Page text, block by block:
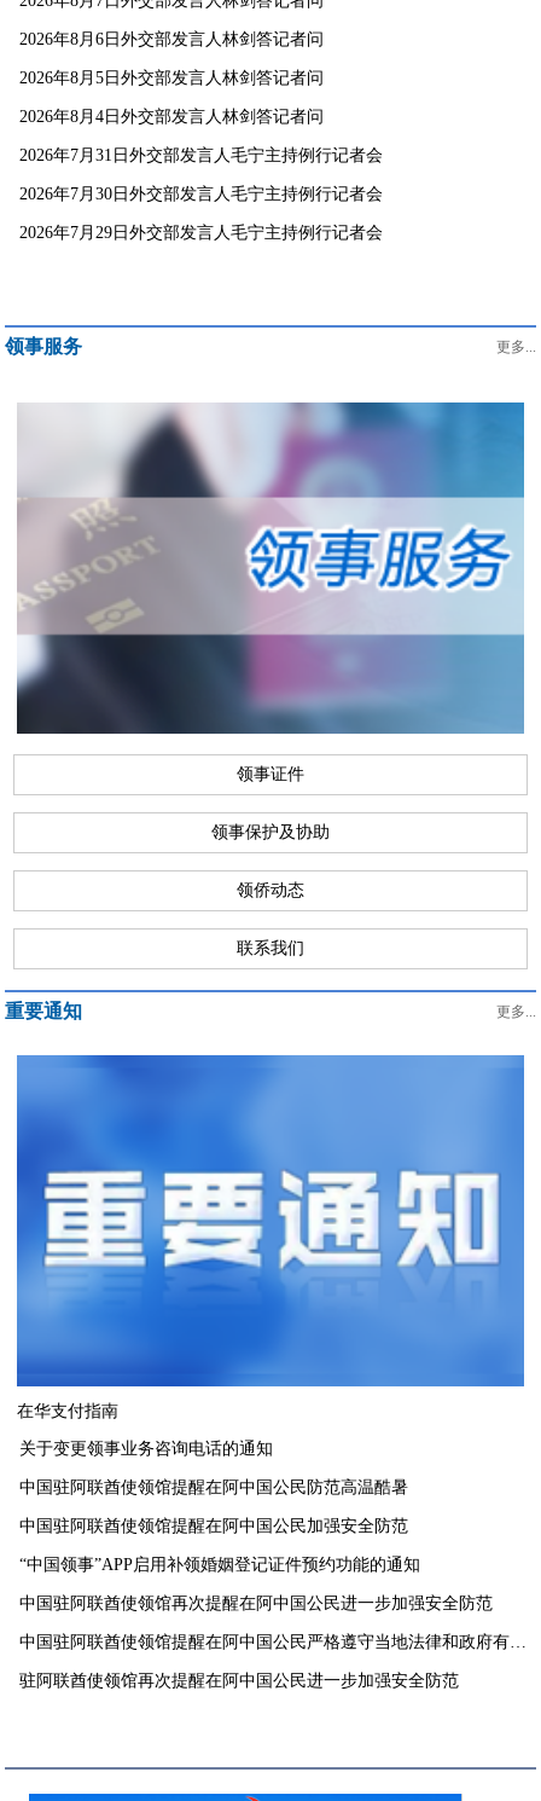
2026年8月6日外交部发言人林剑答记者问
2026年8月5日外交部发言人林剑答记者问
2026年8月4日外交部发言人林剑答记者问
2026年7月31日外交部发言人毛宁主持例行记者会
2026年7月30日外交部发言人毛宁主持例行记者会
2026年7月29日外交部发言人毛宁主持例行记者会
领事服务 更多...
领事证件
领事保护及协助
领侨动态
联系我们
重要通知 更多...
在华支付指南
关于变更领事业务咨询电话的通知
中国驻阿联酋使领馆提醒在阿中国公民防范高温酷暑
中国驻阿联酋使领馆提醒在阿中国公民加强安全防范
“中国领事”APP启用补领婚姻登记证件预约功能的通知
中国驻阿联酋使领馆再次提醒在阿中国公民进一步加强安全防范
中国驻阿联酋使领馆提醒在阿中国公民严格遵守当地法律和政府有关
要求
驻阿联酋使领馆再次提醒在阿中国公民进一步加强安全防范